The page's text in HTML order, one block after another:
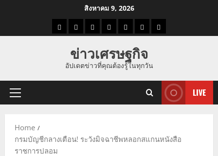
สิงหาคม 9, 2026
ราคาแนว
ราคา
ทอง
ข่าว
นี้
ข่าว
ดูด
ที่
ผู้ชาย
ข่าวเศรษฐกิจ
อัปเดตข่าวที่คุณต้องรู้ในทุกวัน
Primary
LIVE
Home
กรมบัญชีกลางเตือน! ระวังมิจฉาชีพหลอกสแกนหนังสือ
ราชการปลอม